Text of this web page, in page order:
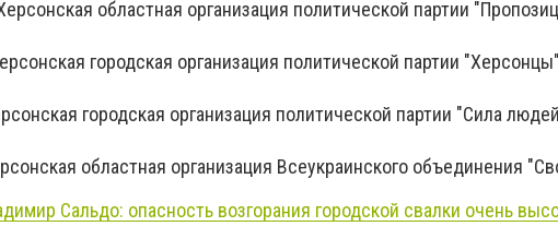
областная организация политической партии
городская организация политической партии "Херсонцы"
городская организация политической партии "Сила
областная организация Всеукраинского объединения
Сальдо: опасность возгорания городской свалки очень